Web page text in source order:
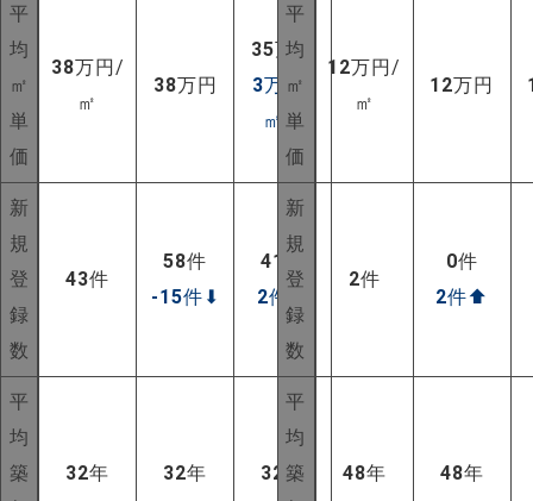
NEW!
平
均
㎡
単
価
38万円/
㎡
38万円
35万円
3万円/
㎡ ⬆
新
規
登
録
数
43件
58件
-15件 ⬇
41
件
2件
平
均
築
32年 32年 32 年
平
均
㎡
単
価
12万円/
㎡
12万円
新
規
登
録
数
2件
0件
2件⬆
平
均
築
48年 48年